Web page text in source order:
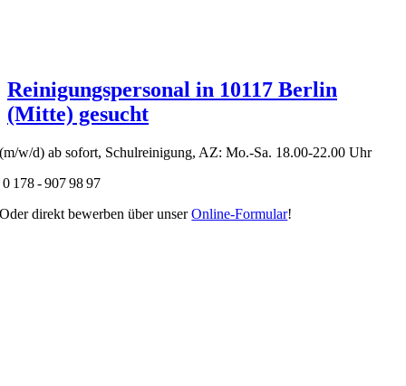
Reinigungspersonal in 10117 Berlin
(Mitte) gesucht
(m/w/d) ab sofort, Schulreinigung, AZ: Mo.-Sa. 18.00-22.00 Uhr
0 178 - 907 98 97
Oder direkt bewerben über unserOnline-Formular!